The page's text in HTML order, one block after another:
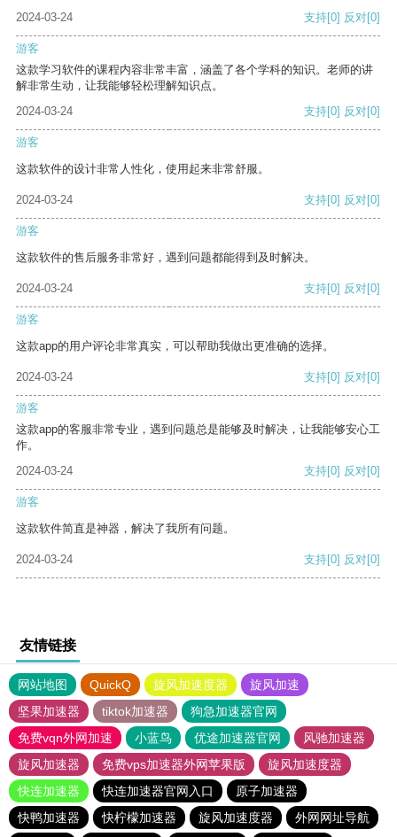
2024-03-24
支持[0] 反对[0]
游客
这款学习软件的课程内容非常丰富，涵盖了各个学科的知识。老师的讲
解非常生动，让我能够轻松理解知识点。
2024-03-24
支持[0] 反对[0]
游客
这款软件的设计非常人性化，使用起来非常舒服。
2024-03-24 支持[0] 反对[0]
游客
这款软件的售后服务非常好，遇到问题都能得到及时解决。
2024-03-24 支持[0] 反对[0]
游客
这款app的用户评论非常真实，可以帮助我做出更准确的选择。
2024-03-24 支持[0] 反对[0]
游客
这款app的客服非常专业，遇到问题总是能够及时解决，让我能够安心工
作。
2024-03-24
支持[0] 反对[0]
游客
这款软件简直是神器，解决了我所有问题。
2024-03-24 支持[0] 反对[0]
友情链接
网站地图 QuickQ 旋风加速度器
旋风加速
坚果加速器
tiktok加速器
狗急加速器官网
免费vqn外网加速
小蓝鸟 优途加速器官网
风驰加速器
旋风加速器
免费vps加速器外网苹果版
旋风加速度器
快连加速器
快连加速器官网入口
原子加速器
快鸭加速器
快柠檬加速器 旋风加速度器 外网网址导航